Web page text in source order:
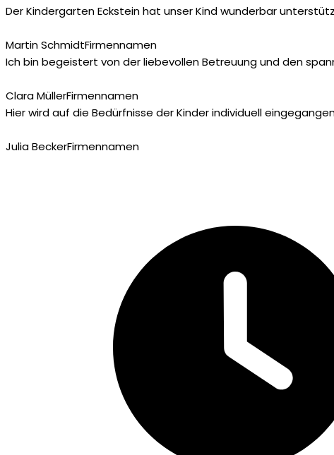
Der Kindergarten Eckstein hat unser Kind wunderbar
Martin SchmidtFirmennamen
Ich bin begeistert von der liebevollen Betreuung und den
Clara MüllerFirmennamen
Hier wird auf die Bedürfnisse der Kinder individuell
Julia BeckerFirmennamen